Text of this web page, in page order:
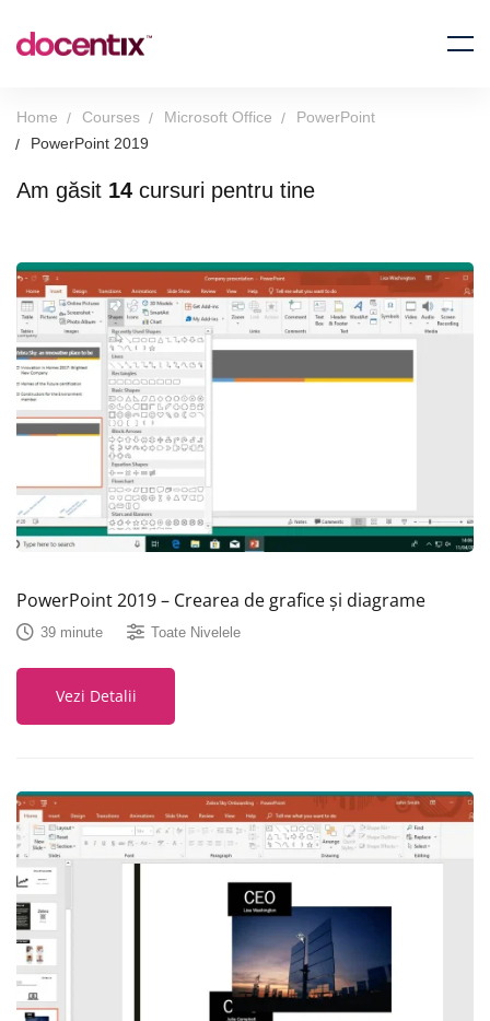
Home Courses Microsoft Office
PowerPoint
PowerPoint 2019
Am găsit 14 cursuri pentru tine
PowerPoint 2019 – Crearea de grafice și diagrame
39 minute Toate Nivelele
Vezi Detalii